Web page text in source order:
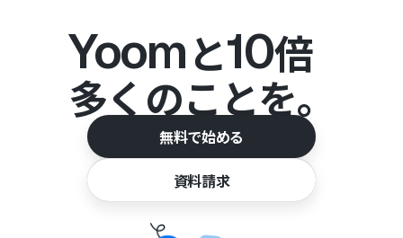
Yoomと10倍
多くのことを。
無料で始める
資料請求